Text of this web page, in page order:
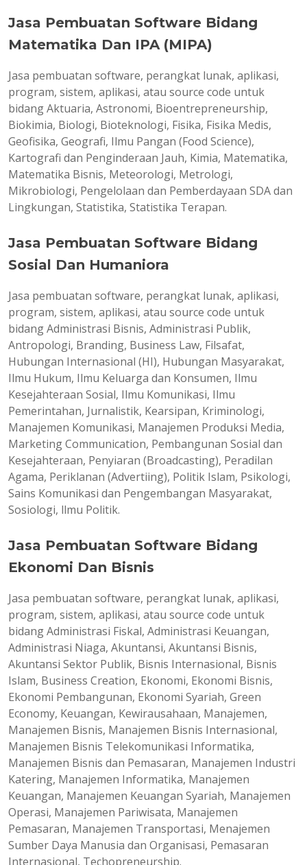
Jasa Pembuatan Software Bidang
Matematika Dan IPA (MIPA)
Jasa pembuatan software, perangkat lunak, aplikasi,
program, sistem, aplikasi, atau source code untuk
bidang Aktuaria, Astronomi, Bioentrepreneurship,
Biokimia, Biologi, Bioteknologi, Fisika, Fisika Medis,
Geofisika, Geografi, Ilmu Pangan (Food Science),
Kartografi dan Penginderaan Jauh, Kimia, Matematika,
Matematika Bisnis, Meteorologi, Metrologi,
Mikrobiologi, Pengelolaan dan Pemberdayaan SDA dan
Lingkungan, Statistika, Statistika Terapan.
Jasa Pembuatan Software Bidang
Sosial Dan Humaniora
Jasa pembuatan software, perangkat lunak, aplikasi,
program, sistem, aplikasi, atau source code untuk
bidang Administrasi Bisnis, Administrasi Publik,
Antropologi, Branding, Business Law, Filsafat,
Hubungan Internasional (HI), Hubungan Masyarakat,
Ilmu Hukum, Ilmu Keluarga dan Konsumen, Ilmu
Kesejahteraan Sosial, Ilmu Komunikasi, Ilmu
Pemerintahan, Jurnalistik, Kearsipan, Kriminologi,
Manajemen Komunikasi, Manajemen Produksi Media,
Marketing Communication, Pembangunan Sosial dan
Kesejahteraan, Penyiaran (Broadcasting), Peradilan
Agama, Periklanan (Advertiing), Politik Islam, Psikologi,
Sains Komunikasi dan Pengembangan Masyarakat,
Sosiologi, llmu Politik.
Jasa Pembuatan Software Bidang
Ekonomi Dan Bisnis
Jasa pembuatan software, perangkat lunak, aplikasi,
program, sistem, aplikasi, atau source code untuk
bidang Administrasi Fiskal, Administrasi Keuangan,
Administrasi Niaga, Akuntansi, Akuntansi Bisnis,
Akuntansi Sektor Publik, Bisnis Internasional, Bisnis
Islam, Business Creation, Ekonomi, Ekonomi Bisnis,
Ekonomi Pembangunan, Ekonomi Syariah, Green
Economy, Keuangan, Kewirausahaan, Manajemen,
Manajemen Bisnis, Manajemen Bisnis Internasional,
Manajemen Bisnis Telekomunikasi Informatika,
Manajemen Bisnis dan Pemasaran, Manajemen Industri
Katering, Manajemen Informatika, Manajemen
Keuangan, Manajemen Keuangan Syariah, Manajemen
Operasi, Manajemen Pariwisata, Manajemen
Pemasaran, Manajemen Transportasi, Menajemen
Sumber Daya Manusia dan Organisasi, Pemasaran
Internasional, Techopreneurship.